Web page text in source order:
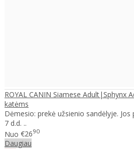
ROYAL CANIN Siamese Adult|Sphynx
katėms
Dėmesio: prekė užsienio sandėlyje.
7 d.d. ..
Nuo €2690
Daugiau